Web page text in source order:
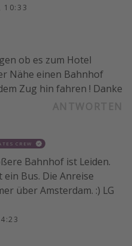
10:33
ob es zum Hotel
Nähe einen Bahnhof
Zug hin fahren ! Danke
CREW
Bahnhof ist Leiden.
Bus. Die Anreise
über Amsterdam. :) LG